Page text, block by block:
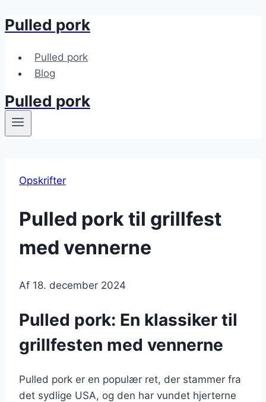
Fortsæt
indhold
Pulled pork
Pulled pork
Blog
Pulled pork
Opskrifter
Pulled pork til grillfest
med vennerne
Af 18. december 2024
Pulled pork: En klassiker til
grillfesten med vennerne
Pulled pork er en populær ret, der stammer fra
det sydlige USA, og den har vundet hjerterne